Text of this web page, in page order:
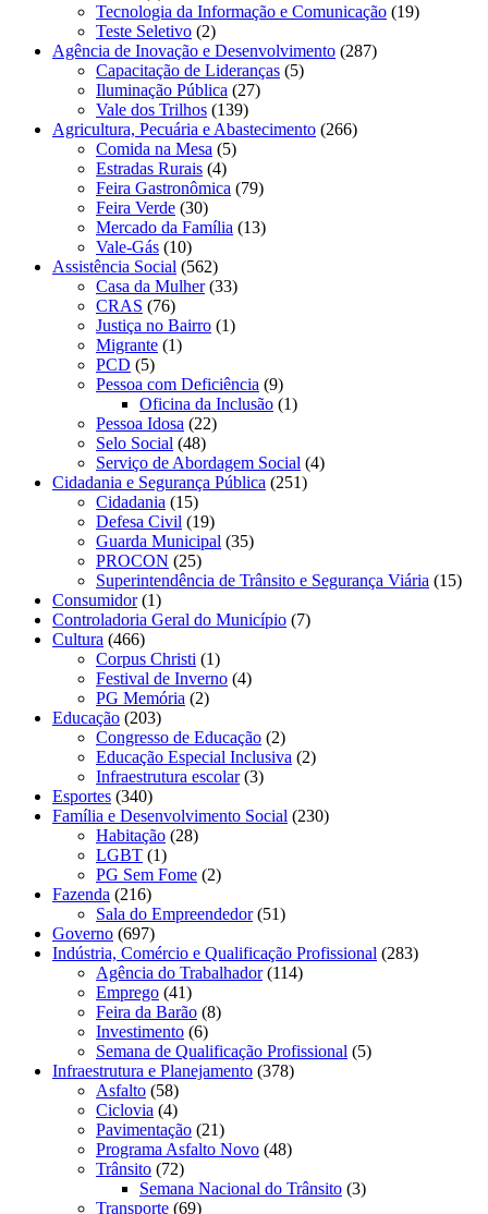
Tecnologia da Informação e Comunicação (19)
Teste Seletivo (2)
Agência de Inovação e Desenvolvimento (287)
Capacitação de Lideranças (5)
Iluminação Pública (27)
Vale dos Trilhos (139)
Agricultura, Pecuária e Abastecimento (266)
Comida na Mesa (5)
Estradas Rurais (4)
Feira Gastronômica (79)
Feira Verde (30)
Mercado da Família (13)
Vale-Gás (10)
Assistência Social (562)
Casa da Mulher(33)
CRAS (76)
Justiça no Bairro (1)
Migrante (1)
PCD (5)
Pessoa com Deficiência (9)
Oficina da Inclusão (1)
Pessoa Idosa (22)
Selo Social (48)
Serviço de Abordagem Social (4)
Cidadania e Segurança Pública (251)
Cidadania (15)
Defesa Civil (19)
Guarda Municipal (35)
PROCON (25)
Superintendência de Trânsito e Segurança Viária (15)
Consumidor(1)
Controladoria Geral do Município (7)
Cultura (466)
Corpus Christi (1)
Festival de Inverno (4)
PG Memória (2)
Educação (203)
Congresso de Educação (2)
Educação Especial Inclusiva (2)
Infraestrutura escolar(3)
Esportes (340)
Família e Desenvolvimento Social (230)
Habitação (28)
LGBT (1)
PG Sem Fome (2)
Fazenda (216)
Sala do Empreendedor(51)
Governo (697)
Indústria, Comércio e Qualificação Profissional (283)
Agência do Trabalhador(114)
Emprego (41)
Feira da Barão (8)
Investimento (6)
Semana de Qualificação Profissional (5)
Infraestrutura e Planejamento (378)
Asfalto (58)
Ciclovia (4)
Pavimentação (21)
Programa Asfalto Novo (48)
Trânsito (72)
Semana Nacional do Trânsito (3)
Transporte (69)